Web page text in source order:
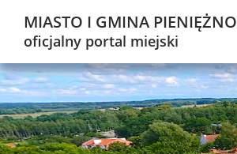
MIASTO I GMINA PIENIĘŻNO
oficjalny portal miejski